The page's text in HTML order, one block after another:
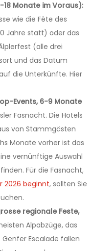
18 Monate im Voraus):
wie die Fête des
Jahre statt) oder das
(alle drei
und das Datum
die Unterkünfte. Hier
Events, 6-9 Monate
Fasnacht. Die Hotels
von Stammgästen
Monate vorher ist das
vernünftige Auswahl
Für die Fasnacht,
2026 beginnt, sollten Sie
regionale Feste,
Alpabzüge, das
Escalade fallen